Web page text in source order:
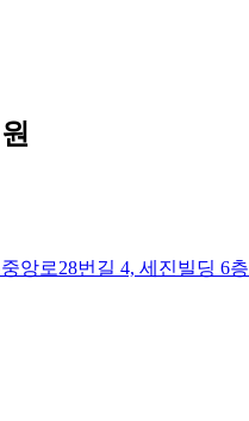
앙로28번길 4, 세진빌딩 6층